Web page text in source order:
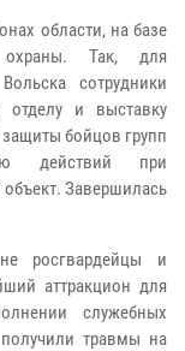
области, на базе
охраны. Так, для
сотрудники
отделу и выставку
бойцов групп
действий при
Завершилась
росгвардейцы и
аттракцион для
служебных
получили травмы на